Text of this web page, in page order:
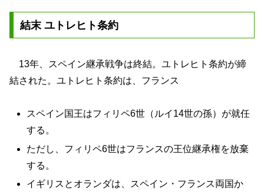
結末 ユトレヒト条約
13年、スペイン継承戦争は終結。ユトレヒト条約が締
結された。ユトレヒト条約は、フランス
スペイン国王はフィリペ6世（ルイ14世の孫）が就任
する。
ただし、フィリペ6世はフランスの王位継承権を放棄
する。
イギリスとオランダは、スペイン・フランス両国か